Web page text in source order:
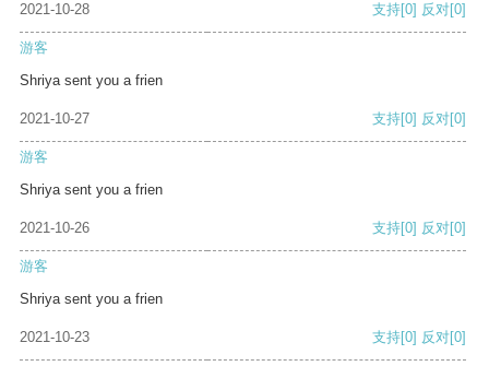
2021-10-28 支持[0] 反对[0]
游客
Shriya sent you a frien
2021-10-27 支持[0] 反对[0]
游客
Shriya sent you a frien
2021-10-26 支持[0] 反对[0]
游客
Shriya sent you a frien
2021-10-23 支持[0] 反对[0]